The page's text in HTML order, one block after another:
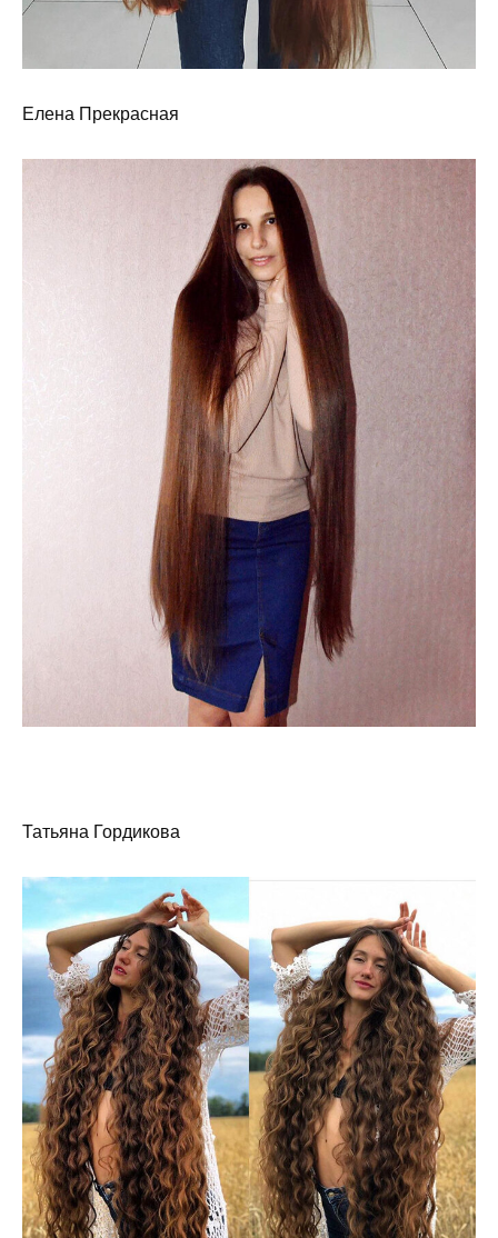
Елена Прекрасная
Татьяна Гордикова